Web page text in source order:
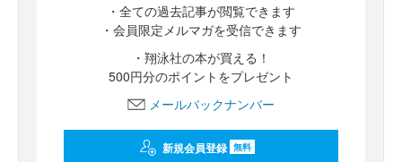
・全ての過去記事が閲覧できます
・会員限定メルマガを受信できます
・翔泳社の本が買える！
500円分のポイントをプレゼント
メールバックナンバー
新規会員登録 無料